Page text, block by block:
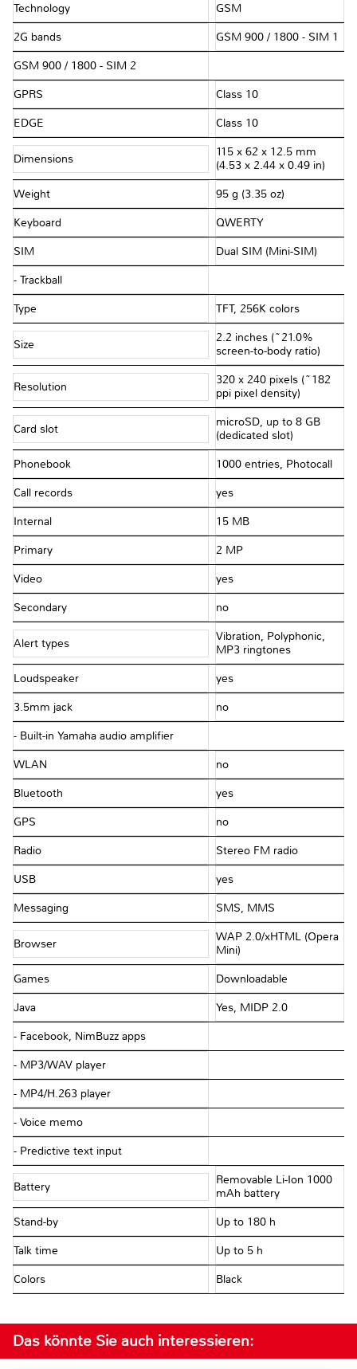
Technology GSM
2G bands GSM 900 / 1800 - SIM 1
GSM 900 / 1800 - SIM 2
GPRS Class 10
EDGE Class 10
Dimensions
115 x 62 x 12.5 mm
(4.53 x 2.44 x 0.49 in)
Weight 95 g (3.35 oz)
Keyboard QWERTY
SIM Dual SIM (Mini-SIM)
- Trackball
Type TFT, 256K colors
Size
2.2 inches (~21.0%
screen-to-body ratio)
Resolution
320 x 240 pixels (~182
ppi pixel density)
Card slot
microSD, up to 8 GB
(dedicated slot)
Phonebook 1000 entries, Photocall
Call records yes
Internal 15 MB
Primary 2 MP
Video yes
Secondary no
Alert types
Vibration, Polyphonic,
MP3 ringtones
Loudspeaker yes
3.5mm jack no
- Built-in Yamaha audio amplifier
WLAN no
Bluetooth yes
GPS no
Radio Stereo FM radio
USB yes
Messaging SMS, MMS
Browser
WAP 2.0/xHTML (Opera
Mini)
Games Downloadable
Java Yes, MIDP 2.0
- Facebook, NimBuzz apps
- MP3/WAV player
- MP4/H.263 player
- Voice memo
- Predictive text input
Battery
Removable Li-Ion 1000
mAh battery
Stand-by Up to 180 h
Talk time Up to 5 h
Colors Black
Das könnte Sie auch interessieren: